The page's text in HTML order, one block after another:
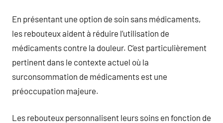
En présentant une option de soin sans médicaments,
les rebouteux aident à réduire l’utilisation de
médicaments contre la douleur. C’est particulièrement
pertinent dans le contexte actuel où la
surconsommation de médicaments est une
préoccupation majeure.
Les rebouteux personnalisent leurs soins en fonction de